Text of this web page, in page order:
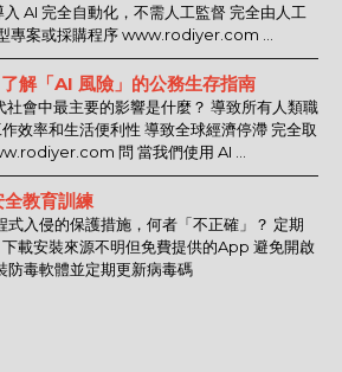
AI 完全自動化，不需人工監督 完全由人工
專案或採購程序 www.rodiyer.com ...
了解「AI 風險」的公務生存指南
社會中最主要的影響是什麼？ 導致所有人類職
效率和生活便利性 導致全球經濟停滯 完全取
問 當我們使用 AI ...
全教育訓練
式入侵的保護措施，何者「不正確」？ 定期
載安裝來源不明但免費提供的App 避免開啟
防毒軟體並定期更新病毒碼